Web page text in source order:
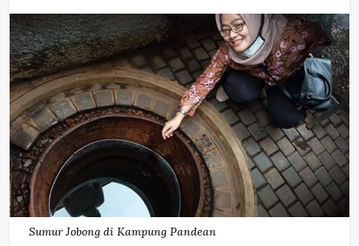
Sumur Jobong di Kampung Pandean